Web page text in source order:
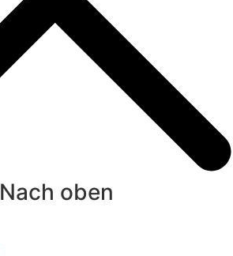
Nach oben